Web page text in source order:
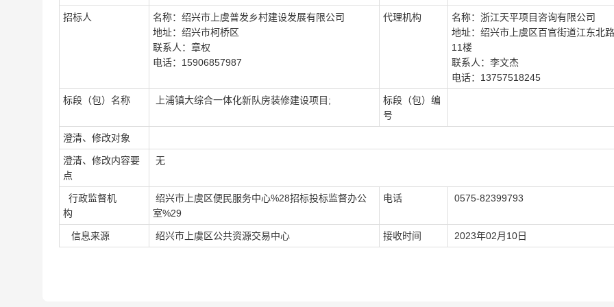
招标人
名称：绍兴市上虞普发乡村建设发展有限公司
地址：绍兴市柯桥区
联系人：章权
电话：15906857987
代理机构
名称：浙江天平项目咨询有限公司
地址：绍兴市上虞区百官街道江东北
11楼
联系人：李文杰
电话：13757518245
标段（包）名称 上浦镇大综合一体化新队房装修建设项目;
标段（包）编
号
澄清、修改对象
澄清、修改内容要
点
无
行政监督机
构
绍兴市上虞区便民服务中心%28招标投标监督办公
室%29
电话 0575-82399793
信息来源 绍兴市上虞区公共资源交易中心 接收时间 2023年02月10日